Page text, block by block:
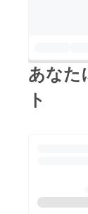
イ
て
と
ア
テ
展
ま
あなた
ト